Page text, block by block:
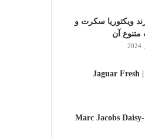
ویکتوریا سکرت و
آن
عطر ادکلن جگوار فرش انرژی | Jaguar Fresh
مارک جاکوبز دیسی بلک ادیشن-Marc Jacobs Daisy